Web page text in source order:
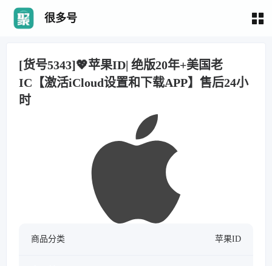
很多号
[货号5343]💖苹果ID| 绝版20年+美国老
IC【激活iCloud设置和下载APP】售后24小
时
商品分类 苹果ID